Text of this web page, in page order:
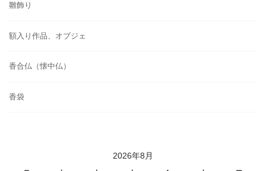
雛飾り
額入り作品、オブジェ
香合仏（懐中仏）
香袋
2026年8月